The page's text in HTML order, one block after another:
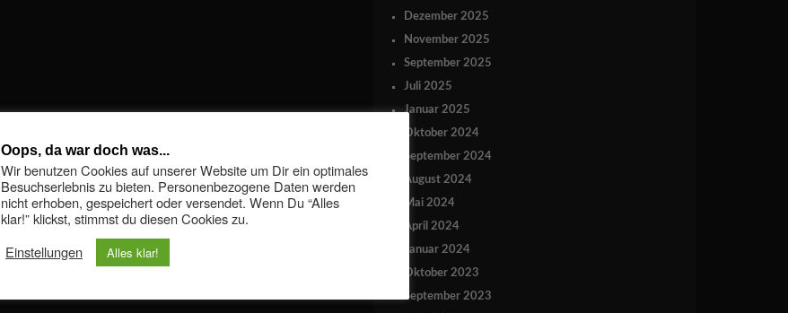
Dezember 2025
November 2025
September 2025
Juli 2025
Januar 2025
Oktober 2024
September 2024
August 2024
Mai 2024
April 2024
Januar 2024
Oktober 2023
September 2023
Oops, da war doch was...
Wir benutzen Cookies auf unserer Website um Dir ein optimales
Besuchserlebnis zu bieten. Personenbezogene Daten werden
nicht erhoben, gespeichert oder versendet. Wenn Du “Alles
klar!” klickst, stimmst du diesen Cookies zu.
Einstellungen
Alles klar!